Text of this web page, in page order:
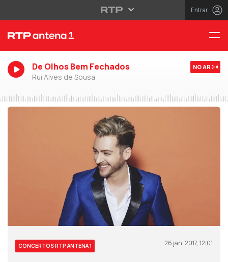
Entrar
De Olhos Bem Fechados
Rui Alves de Sousa
NO AR
CONCERTOS RTP ANTENA 1 26 jan, 2017, 12:01